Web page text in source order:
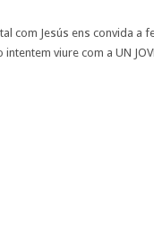
com Jesús ens convida
viure com a UN